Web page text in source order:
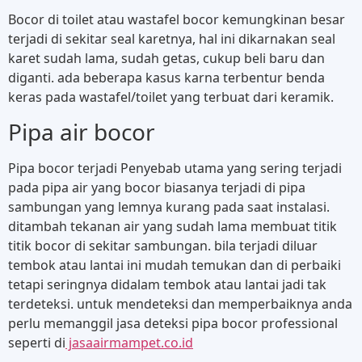
Bocor di toilet atau wastafel bocor kemungkinan besar
terjadi di sekitar seal karetnya, hal ini dikarnakan seal
karet sudah lama, sudah getas, cukup beli baru dan
diganti. ada beberapa kasus karna terbentur benda
keras pada wastafel/toilet yang terbuat dari keramik.
Pipa air bocor
Pipa bocor terjadi Penyebab utama yang sering terjadi
pada pipa air yang bocor biasanya terjadi di pipa
sambungan yang lemnya kurang pada saat instalasi.
ditambah tekanan air yang sudah lama membuat titik
titik bocor di sekitar sambungan. bila terjadi diluar
tembok atau lantai ini mudah temukan dan di perbaiki
tetapi seringnya didalam tembok atau lantai jadi tak
terdeteksi. untuk mendeteksi dan memperbaiknya anda
perlu memanggil jasa deteksi pipa bocor professional
seperti di jasaairmampet.co.id